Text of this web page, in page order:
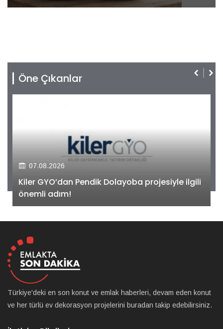
Öne Çıkanlar
07.08.2026
Kiler GYO’dan Pendik Dolayoba projesiyle ilgili
önemli adım!
Türkiye'deki en son konut ve emlak haberleri, devam eden konut
ve her türlü ev dekorasyon projelerini buradan takip edebilirsiniz.